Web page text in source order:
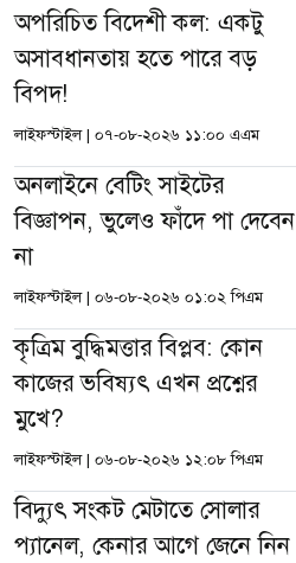
অপরিচিত বিদেশী কল: একটু
অসাবধানতায় হতে পারে বড়
বিপদ!
লাইফস্টাইল| ০৭-০৮-২০২৬ ১১:০০ এএম
অনলাইনে বেটিং সাইটের
বিজ্ঞাপন, ভুলেও ফাঁদে পা দেবেন
না
লাইফস্টাইল| ০৬-০৮-২০২৬ ০১:০২ পিএম
কৃত্রিম বুদ্ধিমত্তার বিপ্লব: কোন
কাজের ভবিষ্যৎ এখন প্রশ্নের
মুখে?
লাইফস্টাইল| ০৬-০৮-২০২৬ ১২:০৮ পিএম
বিদ্যুৎ সংকট মেটাতে সোলার
প্যানেল, কেনার আগে জেনে নিন